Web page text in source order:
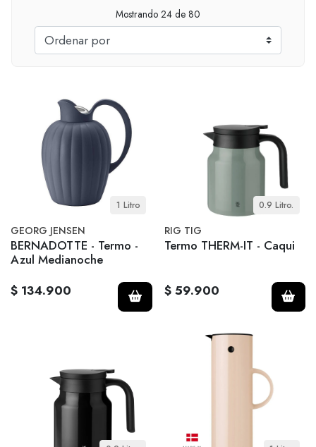
Mostrando 24 de 80
1 Litro
GEORG JENSEN
BERNADOTTE - Termo -
Azul Medianoche
$ 134.900
0.9 Litro.
RIG TIG
Termo THERM-IT - Caqui
$ 59.900